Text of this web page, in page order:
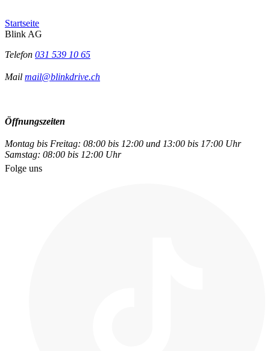
Startseite
Blink AG
Telefon 031 539 10 65
Mail mail@blinkdrive.ch
Öffnungszeiten
Montag bis Freitag: 08:00 bis 12:00 und 13:00 bis 17:00 Uhr
Samstag: 08:00 bis 12:00 Uhr
Folge uns